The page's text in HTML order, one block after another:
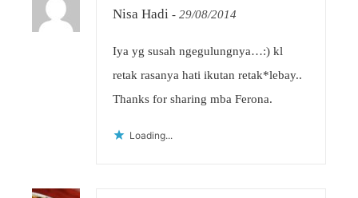
Nisa Hadi - 29/08/2014
Iya yg susah ngegulungnya…:) kl
retak rasanya hati ikutan retak*lebay..
Thanks for sharing mba Ferona.
Loading...